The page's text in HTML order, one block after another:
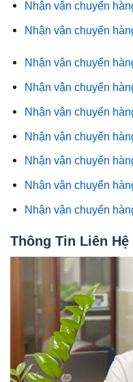
Nhận vận chuyển
Nhận vận chuyển
Nhận vận chuyển
Nhận vận chuyển
Nhận vận chuyển
Nhận vận chuyển
Nhận vận chuyển
Nhận vận chuyển
Nhận vận chuyển
Thông Tin Liên Hệ